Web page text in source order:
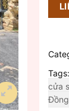
Tags:
cửa